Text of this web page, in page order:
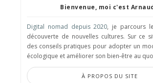
Bienvenue, moi c'est
Digital nomad depuis 2020, je parcours
découverte de nouvelles cultures. Sur ce
des conseils pratiques pour adopter un
écologique et améliorer son bien-être au
À PROPOS DU SITE